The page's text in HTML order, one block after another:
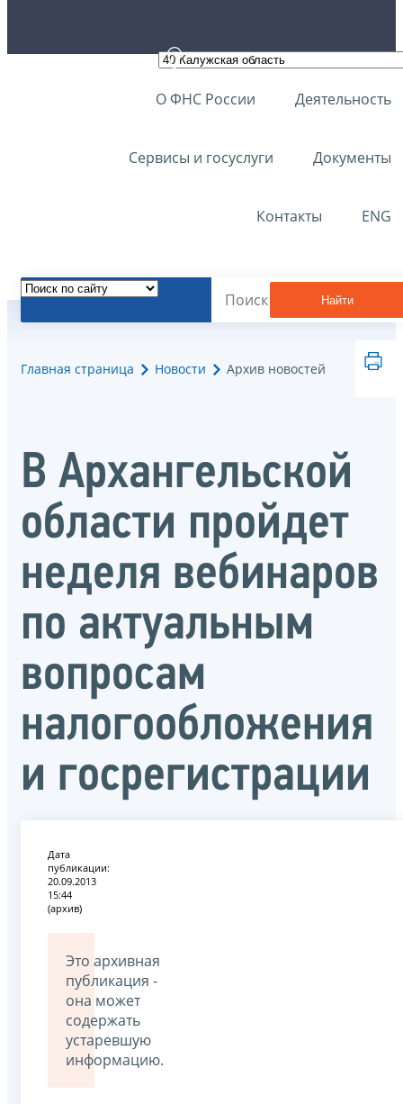
О ФНС России Деятельность
Сервисы и госуслуги Документы
Контакты ENG
Найти
Главная страница Новости Архив новостей
В Архангельской
области пройдет
неделя вебинаров
по актуальным
вопросам
налогообложения
и госрегистрации
Дата
публикации:
20.09.2013
15:44
(архив)
Это архивная
публикация -
она может
содержать
устаревшую
информацию.